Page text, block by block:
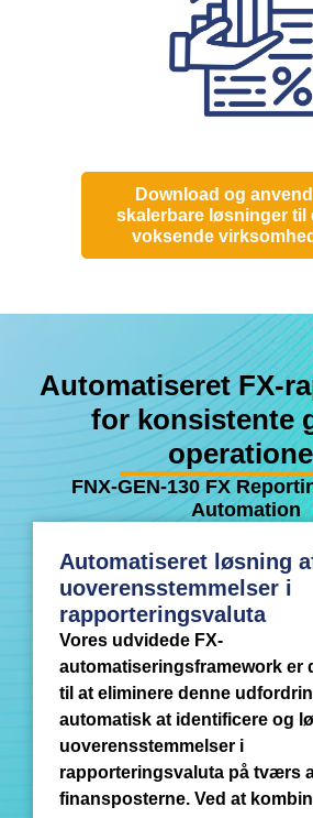
Download og anvend
skalerbare løsninger til
voksende virksomhed
Automatiseret FX-
for konsistente
FNX-GEN-130 FX
Automation
Automatiseret løsning
uoverensstemmelser i
rapporteringsvaluta
Vores udvidede FX-
automatiseringsframework er
til at eliminere denne
automatisk at identificere og
uoverensstemmelser i
rapporteringsvaluta på tværs
finansposterne. Ved at